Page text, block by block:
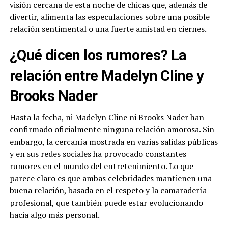
visión cercana de esta noche de chicas que, además de
divertir, alimenta las especulaciones sobre una posible
relación sentimental o una fuerte amistad en ciernes.
¿Qué dicen los rumores? La
relación entre Madelyn Cline y
Brooks Nader
Hasta la fecha, ni Madelyn Cline ni Brooks Nader han
confirmado oficialmente ninguna relación amorosa. Sin
embargo, la cercanía mostrada en varias salidas públicas
y en sus redes sociales ha provocado constantes
rumores en el mundo del entretenimiento. Lo que
parece claro es que ambas celebridades mantienen una
buena relación, basada en el respeto y la camaradería
profesional, que también puede estar evolucionando
hacia algo más personal.